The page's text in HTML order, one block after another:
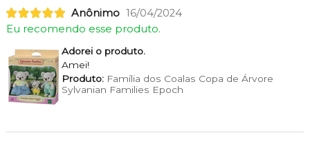
Anônimo 16/04/2024
Eu recomendo esse produto.
Adorei o produto.
Amei!
Produto:Família dos Coalas Copa de Árvore
Sylvanian Families Epoch